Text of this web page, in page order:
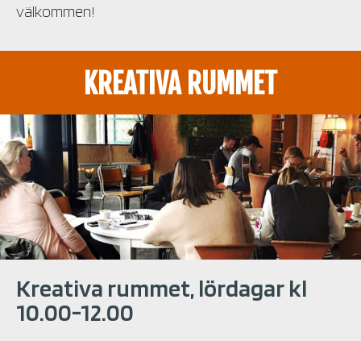
välkommen!
KREATIVA RUMMET
Kreativa rummet, lördagar kl
10.00-12.00